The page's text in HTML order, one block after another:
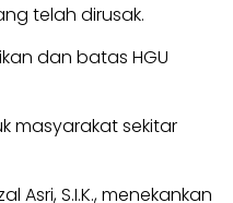
telah dirusak.
dan batas HGU
masyarakat sekitar
Asri, S.I.K., menekankan